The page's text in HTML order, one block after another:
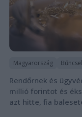
Magyarország
Rendőrnek és
millió forintot és
azt hitte, fia